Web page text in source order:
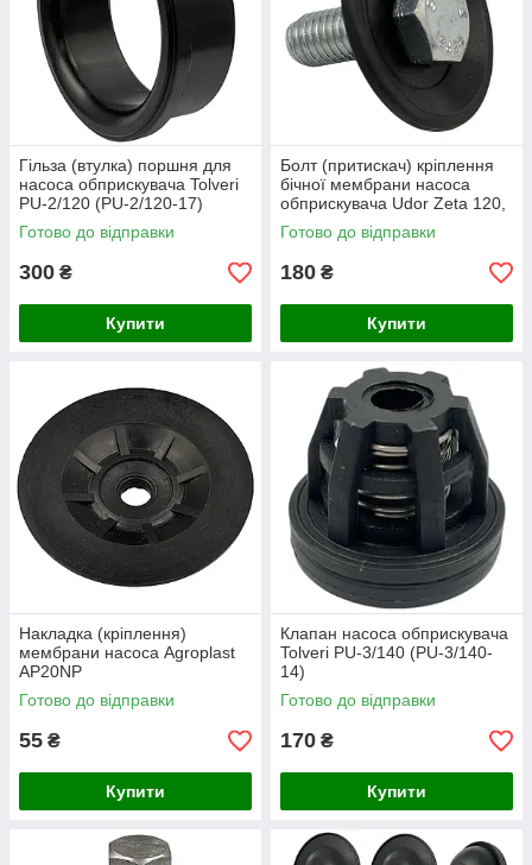
Гільза (втулка) поршня для
насоса обприскувача Tolveri
PU-2/120 (PU-2/120-17)
Готово до відправки
300 ₴
Купити
Болт (притискач) кріплення
бічної мембрани насоса
обприскувача Udor Zeta 120,
140, 170
Готово до відправки
180 ₴
Купити
Накладка (кріплення)
мембрани насоса Agroplast
AP20NP
Готово до відправки
55 ₴
Купити
Клапан насоса обприскувача
Tolveri PU-3/140 (PU-3/140-
14)
Готово до відправки
170 ₴
Купити